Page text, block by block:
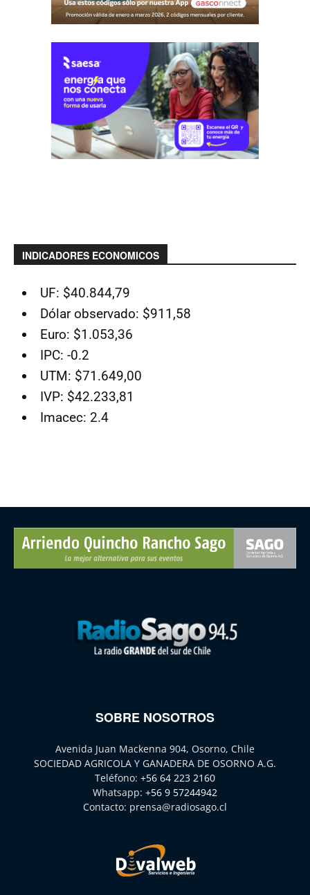
INDICADORES ECONOMICOS
UF: $40.844,79
Dólar observado: $911,58
Euro: $1.053,36
IPC: -0.2
UTM: $71.649,00
IVP: $42.233,81
Imacec: 2.4
SOBRE NOSOTROS
Avenida Juan Mackenna 904, Osorno, Chile
SOCIEDAD AGRICOLA Y GANADERA DE OSORNO A.G.
Teléfono: +56 64 223 2160
Whatsapp: +56 9 57244942
Contacto: prensa@radiosago.cl